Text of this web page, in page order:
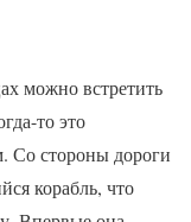
можно встретить
то это
Со стороны дороги
корабль, что